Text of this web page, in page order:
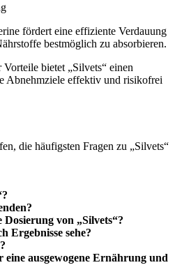
fördert eine effiziente Verdauung
bestmöglich zu absorbieren.
bietet „Silvets“ einen
Abnehmziele effektiv und risikofrei
die häufigsten Fragen zu „Silvets“
von „Silvets“?
Ergebnisse sehe?
eine ausgewogene Ernährung und